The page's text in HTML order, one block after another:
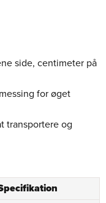
side, centimeter på
for øget
transportere og